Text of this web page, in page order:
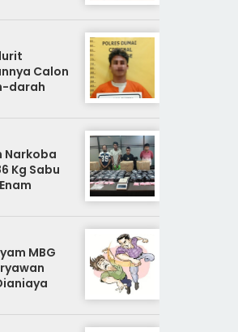
Calon
darah
Narkoba
Kg Sabu
MBG